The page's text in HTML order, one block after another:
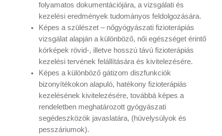
folyamatos dokumentációjára, a vizsgálati és
kezelési eredmények tudományos feldolgozására.
Képes a szülészet – nőgyógyászati fizioterápiás
vizsgálat alapján a különböző, női egészséget érintő
kórképek rövid-, illetve hosszú távú fizioterápiás
kezelési tervének felállítására és kivitelezésére.
Képes a különböző gátizom diszfunkciók
bizonyítékokon alapuló, hatékony fizioterápiás
kezelésének kivitelezésére, továbbá képes a
rendeletben meghatározott gyógyászati
segédeszközök javaslatára, (hüvelysúlyok és
pesszáriumok).